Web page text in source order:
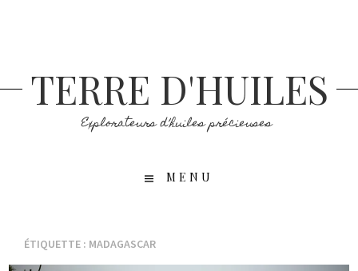
TERRE D'HUILES
Explorateurs d’huiles précieuses
MENU
ÉTIQUETTE : MADAGASCAR